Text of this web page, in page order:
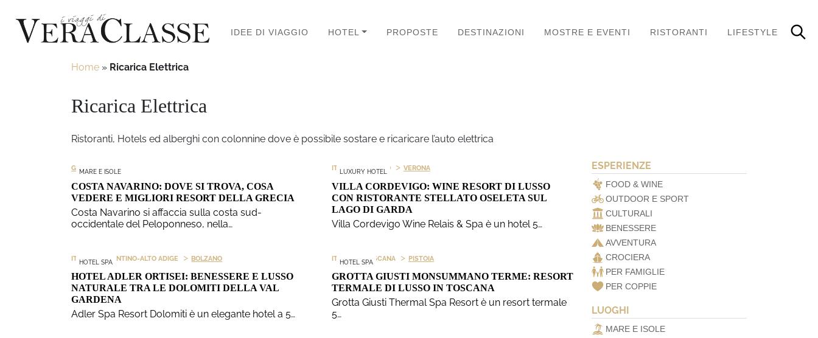
IDEE DI VIAGGIO HOTEL PROPOSTE DESTINAZIONI MOSTRE E EVENTI RISTORANTI LIFESTYLE
Home » Ricarica Elettrica
Ricarica Elettrica
Ristoranti, Hotels ed alberghi con colonnine dove è possibile sostare e ricaricare l’auto elettrica
MARE E ISOLE
GRECIA
COSTA NAVARINO: DOVE SI TROVA, COSA
VEDERE E MIGLIORI RESORT DELLA GRECIA
Costa Navarino si affaccia sulla costa sud-
occidentale del Peloponneso, nella…
LUXURY HOTEL
ITALIA > VENETO > VERONA
VILLA CORDEVIGO: WINE RESORT DI LUSSO
CON RISTORANTE STELLATO OSELETA SUL
LAGO DI GARDA
Villa Cordevigo Wine Relais & Spa è un hotel 5…
HOTEL SPA
ITALIA > TRENTINO-ALTO ADIGE > BOLZANO
HOTEL ADLER ORTISEI: BENESSERE E LUSSO
NATURALE TRA LE DOLOMITI DELLA VAL
GARDENA
Adler Spa Resort Dolomiti è un elegante hotel a 5…
HOTEL SPA
ITALIA > TOSCANA > PISTOIA
GROTTA GIUSTI MONSUMMANO TERME: RESORT
TERMALE DI LUSSO IN TOSCANA
Grotta Giusti Thermal Spa Resort è un resort termale
5…
ESPERIENZE
FOOD & WINE
OUTDOOR E SPORT
CULTURALI
BENESSERE
AVVENTURA
CROCIERA
PER FAMIGLIE
PER COPPIE
LUOGHI
MARE E ISOLE